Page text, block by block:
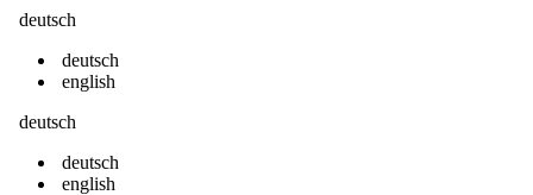
deutsch
deutsch
english
deutsch
deutsch
english